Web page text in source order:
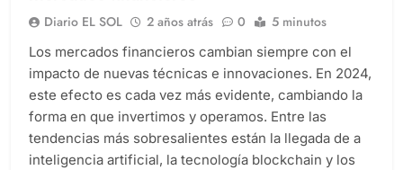
Diario EL SOL 2 años atrás 0 5 minutos
Los mercados͏ financieros cambian siempre con el
i͏mpacto de nuevas t͏écnicas e innovaciones. En 2024,
este efecto es cada vez más evidente, cambiando la
forma en que invertimos y operamos. Entre las
tendencias más sobresalientes están la llegada de͏ a
in͏teligencia artificial, la tecnología blockchain y los